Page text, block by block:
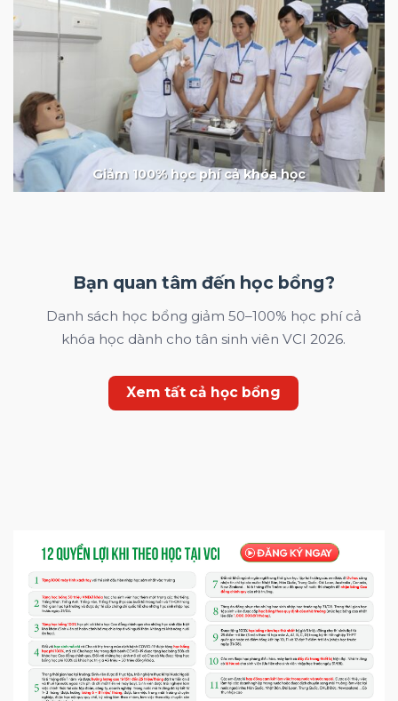
Giảm 100% học phí cả khóa học
Bạn quan tâm đến học bổng?
Danh sách học bổng giảm 50–100% học phí cả
khóa học dành cho tân sinh viên VCI 2026.
Xem tất cả học bổng